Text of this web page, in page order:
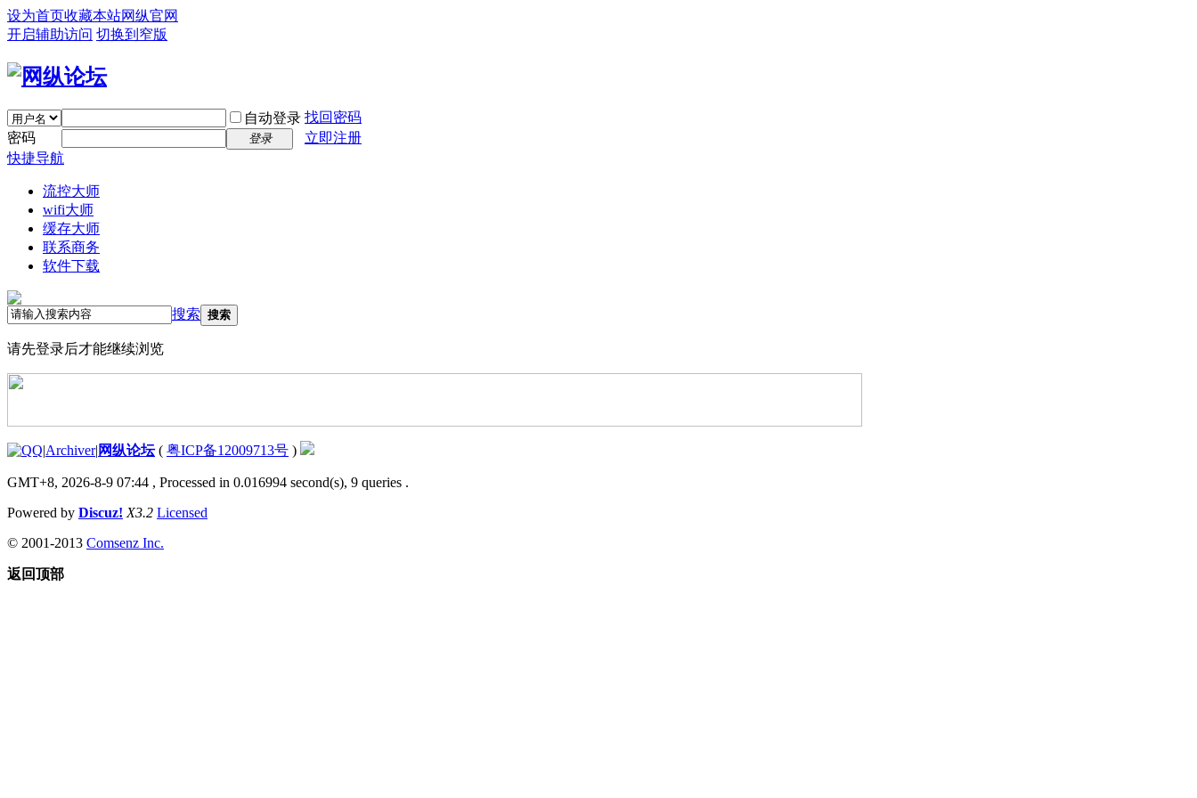
设为首页收藏本站网纵官网
开启辅助访问 切换到窄版
自动登录 找回密码
密码
登录
立即注册
快捷导航
流控大师
wifi大师
缓存大师
联系商务
软件下载
搜索 搜索
请先登录后才能继续浏览
|Archiver| 网纵论坛( 粤ICP备12009713号 )
GMT+8, 2026-8-9 07:44 , Processed in 0.016994 second(s), 9 queries .
Powered by Discuz! X3.2 Licensed
© 2001-2013 Comsenz Inc.
返回顶部